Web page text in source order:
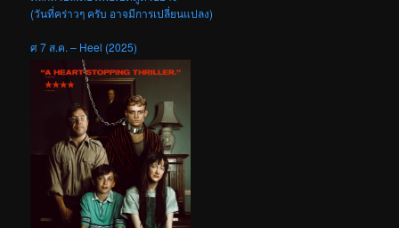
(วันที่คร่าวๆ ครับ อาจมีการเปลี่ยนแปลง)
ศ 7 ส.ค. – Heel (2025)